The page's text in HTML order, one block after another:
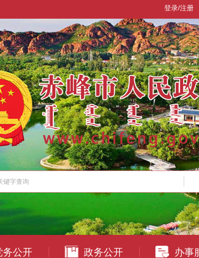
登录/注册
务公开 政务公开 办事